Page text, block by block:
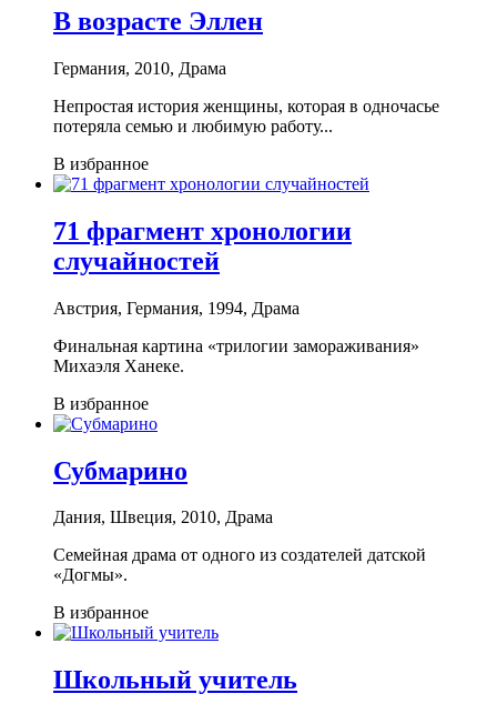
В возрасте Эллен
Германия, 2010, Драма
Непростая история женщины, которая в одночасье
потеряла семью и любимую работу...
В избранное
71 фрагмент хронологии
случайностей
Австрия, Германия, 1994, Драма
Финальная картина «трилогии замораживания»
Михаэля Ханеке.
В избранное
Субмарино
Дания, Швеция, 2010, Драма
Семейная драма от одного из создателей датской
«Догмы».
В избранное
Школьный учитель